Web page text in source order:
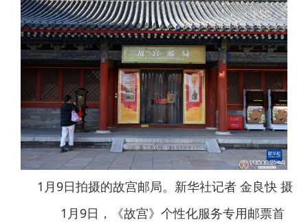
1月9日拍摄的故宫邮局。新华社记者 金良快 摄
1月9日，《故宫》个性化服务专用邮票首